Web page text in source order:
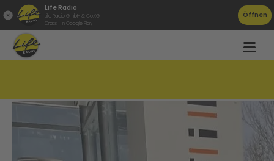
Life Radio
Life Radio GmbH & Co.KG
Gratis - in Google Play
Öffnen